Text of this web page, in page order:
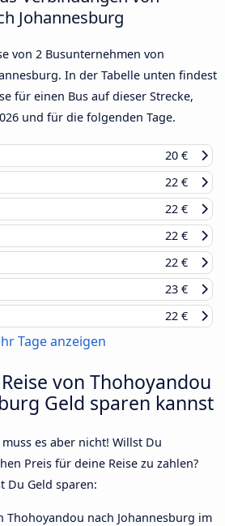
Johannesburg
von 2 Busunternehmen von
In der Tabelle unten findest
für einen Bus auf dieser Strecke,
und für die folgenden Tage.
20 €
22 €
22 €
22 €
22 €
23 €
22 €
Tage anzeigen
von Thohoyandou
Geld sparen kannst
es aber nicht! Willst Du
Preis für deine Reise zu zahlen?
Du Geld sparen:
Thohoyandou nach Johannesburg im